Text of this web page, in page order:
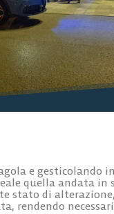
e gesticolando
quella andata
stato di
rendendo